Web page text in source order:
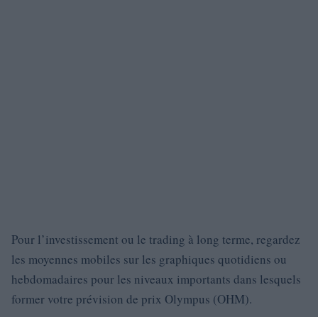
Pour l’investissement ou le trading à long terme, regardez
les moyennes mobiles sur les graphiques quotidiens ou
hebdomadaires pour les niveaux importants dans lesquels
former votre prévision de prix Olympus (OHM).